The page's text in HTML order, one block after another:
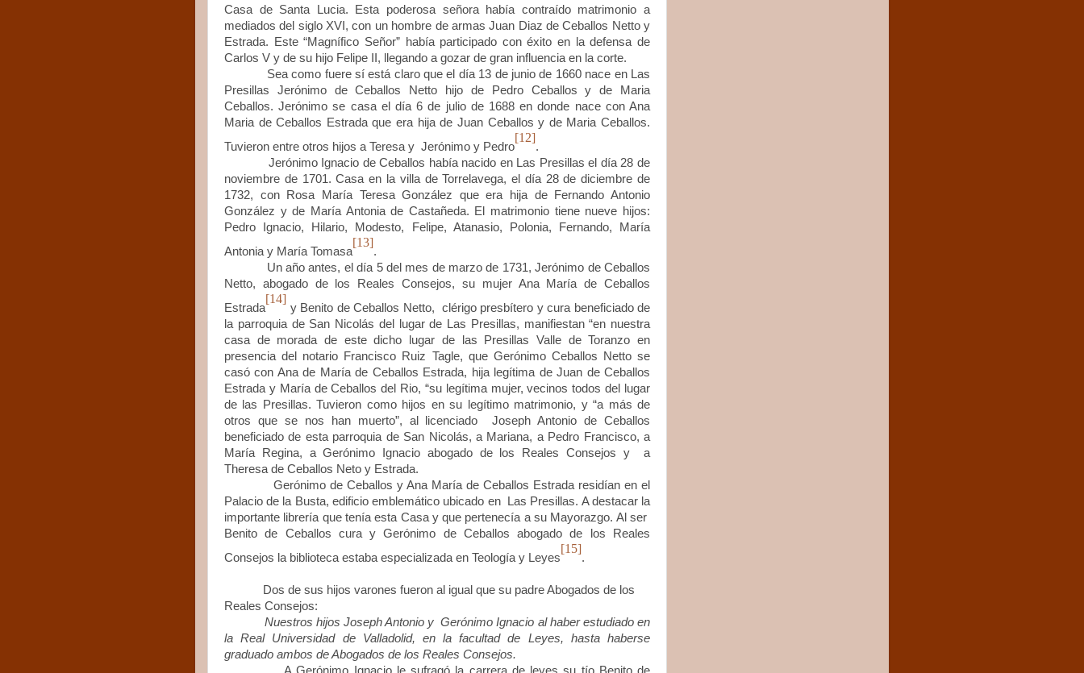
Casa de Santa Lucia. Esta poderosa señora había contraído matrimonio a
mediados del siglo XVI, con un hombre de armas Juan Diaz de Ceballos Netto y
Estrada. Este “Magnífico Señor” había participado con éxito en la defensa de
Carlos V y de su hijo Felipe II, llegando a gozar de gran influencia en la corte.
Sea como fuere sí está claro que e l día 13 de junio de 1660 nace en Las
Presillas Jerónimo de Ceballos Netto hijo de Pedro Ceballos y de Maria
Ceballos. Jerónimo se casa el día 6 de julio de 1688 en donde nace con Ana
Maria de Ceballos Estrada que era hija de Juan Ceballos y de Maria Ceballos.
Tuvieron entre otros hijos a Teresa y Jerónimo y Pedro
[12]
.
Jerónimo Ignacio de Ceballos había nacido en Las Presillas el día 28 de
noviembre de 1701. Casa en la villa de Torrelavega, el día 28 de diciembre de
1732, con Rosa María Teresa González que era hija de Fernando Antonio
González y de María Antonia de Castañeda. El matrimonio tiene nueve hijos:
Pedro Ignacio, Hilario, Modesto, Felipe, Atanasio, Polonia, Fernando, María
Antonia y María Tomasa
[13]
.
Un año antes, el día 5 del mes de marzo de 1731, Jerónimo de Ceballos
Netto, abogado de los Reales Consejos, su mujer Ana María de Ceballos
Estrada
[14]
y Benito de Ceballos Netto, clérigo presbítero y cura beneficiado de
la parroquia de San Nicolás del lugar de Las Presillas, manifiestan “en nuestra
casa de morada de este dicho lugar de las Presillas Valle de Toranzo en
presencia del notario Francisco Ruiz Tagle, que Gerónimo Ceballos Netto se
casó con Ana de María de Ceballos Estrada, hija legítima de Juan de Ceballos
Estrada y María de Ceballos del Rio, “su legítima mujer, vecinos todos del lugar
de las Presillas. Tuvieron como hijos en su legítimo matrimonio, y “a más de
otros que se nos han muerto”, al licenciado Joseph Antonio de Ceballos
beneficiado de esta parroquia de San Nicolás, a Mariana, a Pedro Francisco, a
María Regina, a Gerónimo Ignacio abogado de los Reales Consejos y a
Theresa de Ceballos Neto y Estrada.
Gerónimo de Ceballos y Ana María de Ceballos Estrada residían en el
Palacio de la Busta, edificio emblemático ubicado en Las Presillas. A destacar la
importante librería que tenía esta Casa y que pertenecía a su Mayorazgo. Al ser
Benito de Ceballos cura y Gerónimo de Ceballos abogado de los Reales
Consejos la biblioteca estaba especializada en Teología y Leyes
[15]
.
Dos de sus hijos varones fueron al igual que su padre Abogados de los
Reales Consejos:
Nuestros hijos Joseph Antonio y Gerónimo Ignacio al haber estudiado en
la Real Universidad de Valladolid, en la facultad de Leyes, hasta haberse
graduado ambos de Abogados de los Reales Consejos.